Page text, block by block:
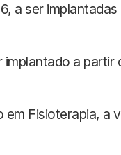
a ser
a partir
Fisioterapia, a